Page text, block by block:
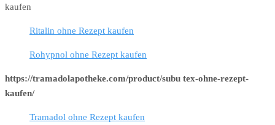
kaufen
Ritalin ohne Rezept kaufen
Rohypnol ohne Rezept kaufen
https://tramadolapotheke.com/product/subu tex-ohne-rezept-
kaufen/
Tramadol ohne Rezept kaufen